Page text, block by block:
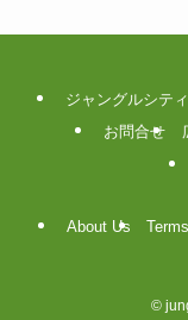
ジャングルシテ
お問合せ
About Us
©